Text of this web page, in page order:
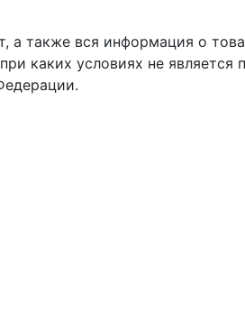
также вся информация о
каких условиях не